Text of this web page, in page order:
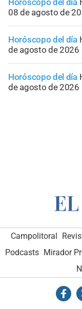
Horóscopo del día
08 de agosto de
Horóscopo del día
de agosto de 2026
Horóscopo del día
de agosto de 2026
Campolitoral
Podcasts Mirador